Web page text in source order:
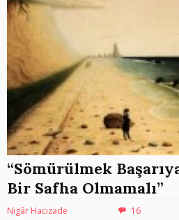
“Sömürülmek
Bir Safha Olmamalı”
Nigâr Hacızade 16